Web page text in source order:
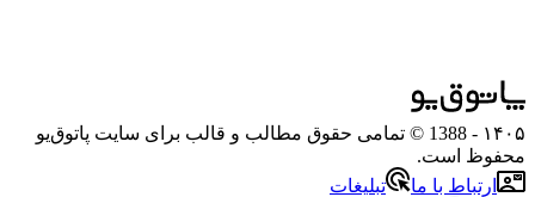
۱۴۰۵
- 1388 © تمامی حقوق مطالب و قالب برای سایت پاتوق‌یو
محفوظ است.
ارتباط با ما
تبلیغات